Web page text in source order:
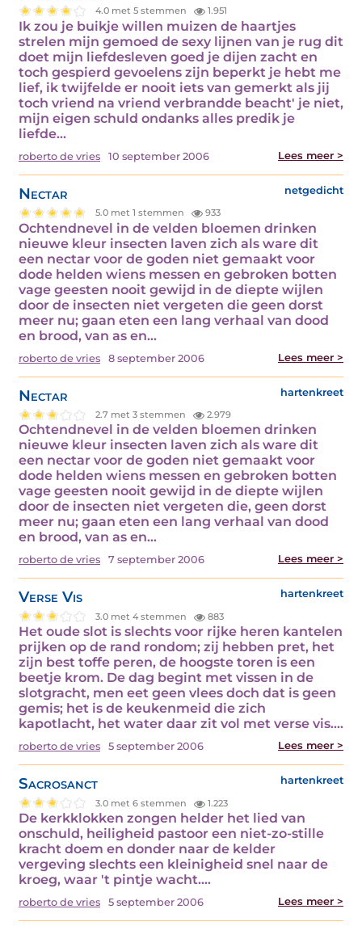
4.0 met 5 stemmen 1.951
Ik zou je buikje willen muizen de haartjes
strelen mijn gemoed de sexy lijnen van je rug dit
doet mijn liefdesleven goed je dijen zacht en
toch gespierd gevoelens zijn beperkt je hebt me
lief, ik twijfelde er nooit iets van gemerkt als jij
toch vriend na vriend verbrandde beacht' je niet,
mijn eigen schuld ondanks alles predik je
liefde…
roberto de vries 10 september 2006 Lees meer >
Nectar netgedicht
5.0 met 1 stemmen 933
Ochtendnevel in de velden bloemen drinken
nieuwe kleur insecten laven zich als ware dit
een nectar voor de goden niet gemaakt voor
dode helden wiens messen en gebroken botten
vage geesten nooit gewijd in de diepte wijlen
door de insecten niet vergeten die geen dorst
meer nu; gaan eten een lang verhaal van dood
en brood, van as en…
roberto de vries 8 september 2006 Lees meer >
Nectar hartenkreet
2.7 met 3 stemmen 2.979
Ochtendnevel in de velden bloemen drinken
nieuwe kleur insecten laven zich als ware dit
een nectar voor de goden niet gemaakt voor
dode helden wiens messen en gebroken botten
vage geesten nooit gewijd in de diepte wijlen
door de insecten niet vergeten die, geen dorst
meer nu; gaan eten een lang verhaal van dood
en brood, van as en…
roberto de vries 7 september 2006 Lees meer >
Verse Vis hartenkreet
3.0 met 4 stemmen 883
Het oude slot is slechts voor rijke heren kantelen
prijken op de rand rondom; zij hebben pret, het
zijn best toffe peren, de hoogste toren is een
beetje krom. De dag begint met vissen in de
slotgracht, men eet geen vlees doch dat is geen
gemis; het is de keukenmeid die zich
kapotlacht, het water daar zit vol met verse vis.…
roberto de vries 5 september 2006 Lees meer >
Sacrosanct hartenkreet
3.0 met 6 stemmen 1.223
De kerkklokken zongen helder het lied van
onschuld, heiligheid pastoor een niet-zo-stille
kracht doem en donder naar de kelder
vergeving slechts een kleinigheid snel naar de
kroeg, waar 't pintje wacht.…
roberto de vries 5 september 2006 Lees meer >